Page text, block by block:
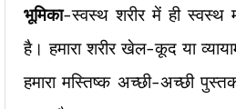
भूमिका-स्वस्थ शरीर में ही स्वस्थ
है। हमारा शरीर खेल-कूद या
हमारा मस्तिष्क अच्छी-अच्छी